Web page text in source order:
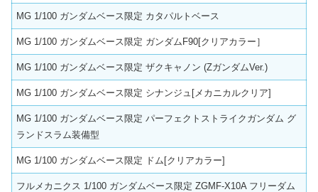
MG 1/100 ガンダムベース限定 カタパルトベース
MG 1/100 ガンダムベース限定 ガンダムF90[クリアカラー］
MG 1/100 ガンダムベース限定 ザクキャノン (ZガンダムVer.)
MG 1/100 ガンダムベース限定 シナンジュ[メカニカルクリア]
MG 1/100 ガンダムベース限定 パーフェクトストライクガンダム グ
ランドスラム装備型
MG 1/100 ガンダムベース限定 ドム[クリアカラー]
フルメカニクス 1/100 ガンダムベース限定 ZGMF-X10A フリーダム